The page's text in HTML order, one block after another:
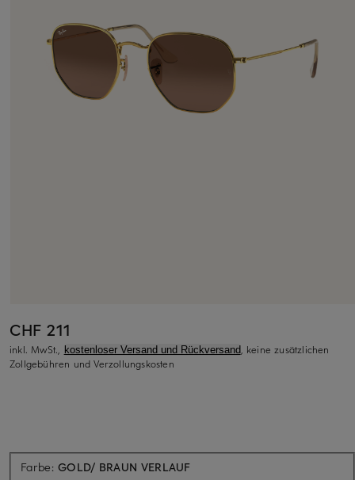
CHF 211
inkl. MwSt., kostenloser Versand und Rückversand, keine zusätzlichen
Zollgebühren und Verzollungskosten
Farbe:GOLD/ BRAUN VERLAUF